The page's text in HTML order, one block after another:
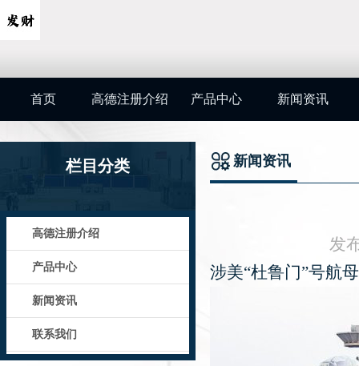
首页 高德注册介绍 产品中心 新闻资讯
栏目分类
高德注册介绍
产品中心
新闻资讯
联系我们
新闻资讯
发
涉美“杜鲁门”号航